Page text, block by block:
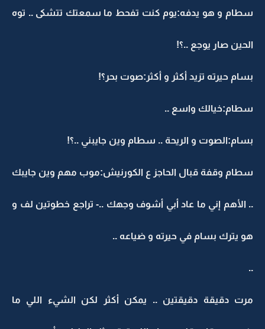
سطام و هو يدفه:يوم كنت تفحط ما سمعتك تتشكى .. توه
الحين صار يوجع ..؟!
بسام حيرته تزيد أكثر و أكثر:صوت بحر؟!
سطام:خيالك واسع ..
بسام:الصوت و الريحة .. سطام وين جايبني ..؟!
سطام وقفة قبال الحاجز ع الكورنيش:موب مهم وين جايبك
.. الأهم إني ما عاد أبي أشوف وجهك ..- تراجع خطوتين لف و
هو يترك بسام في حيرته و ضياعه ..
..
مرت دقيقة دقيقتين .. يمكن أكثر لكن الشيء اللي ما